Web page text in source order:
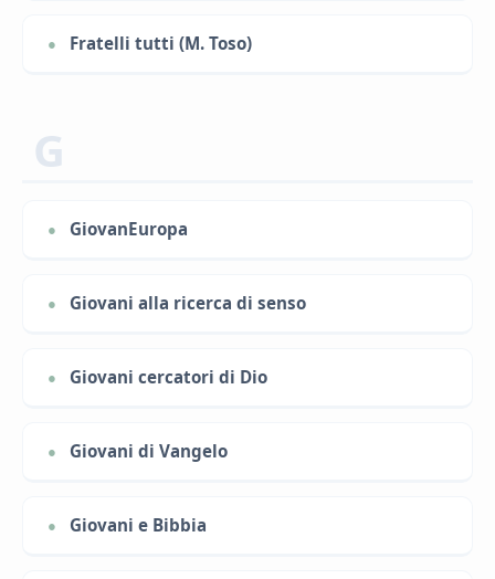
Fratelli tutti (M. Toso)
G
GiovanEuropa
Giovani alla ricerca di senso
Giovani cercatori di Dio
Giovani di Vangelo
Giovani e Bibbia